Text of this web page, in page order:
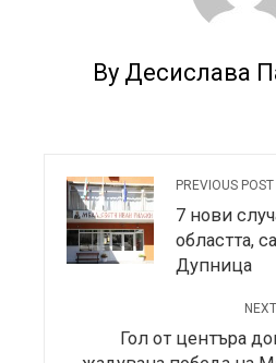
By Десислава
PREVIOUS POST
7 нови
областта,
Дупница
Гол от центъра